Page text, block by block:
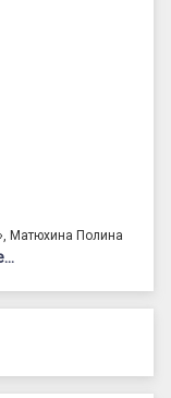
Матюхина Полина